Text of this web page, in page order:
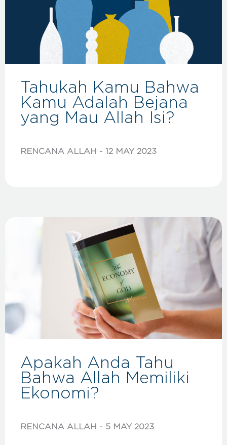
Tahukah Kamu Bahwa
Kamu Adalah Bejana
yang Mau Allah Isi?
RENCANA ALLAH 12 MAY 2023
Apakah Anda Tahu
Bahwa Allah Memiliki
Ekonomi?
RENCANA ALLAH 5 MAY 2023